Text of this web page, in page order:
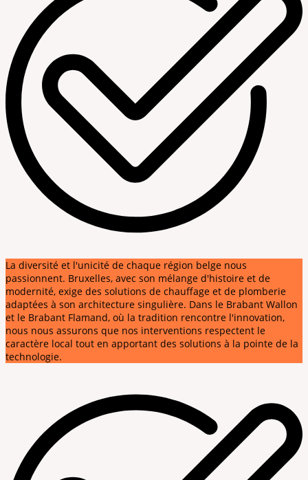
La diversité et l'unicité de chaque région belge nous
passionnent. Bruxelles, avec son mélange d'histoire et de
modernité, exige des solutions de chauffage et de plomberie
adaptées à son architecture singulière. Dans le Brabant Wallon
et le Brabant Flamand, où la tradition rencontre l'innovation,
nous nous assurons que nos interventions respectent le
caractère local tout en apportant des solutions à la pointe de la
technologie.